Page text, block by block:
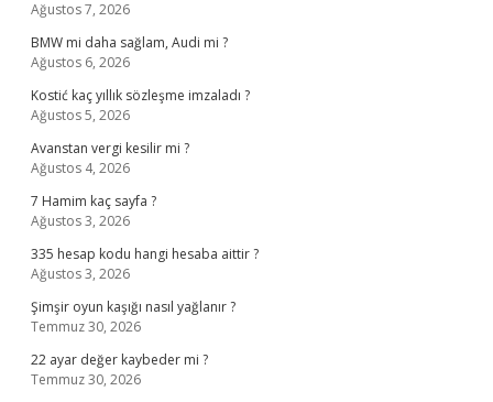
Ağustos 7, 2026
BMW mi daha sağlam, Audi mi ?
Ağustos 6, 2026
Kostić kaç yıllık sözleşme imzaladı ?
Ağustos 5, 2026
Avanstan vergi kesilir mi ?
Ağustos 4, 2026
7 Hamim kaç sayfa ?
Ağustos 3, 2026
335 hesap kodu hangi hesaba aittir ?
Ağustos 3, 2026
Şimşir oyun kaşığı nasıl yağlanır ?
Temmuz 30, 2026
22 ayar değer kaybeder mi ?
Temmuz 30, 2026